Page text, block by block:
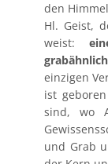
den
Hl. Geist,
weist:
einzigen
ist
sind, wo
und Grab